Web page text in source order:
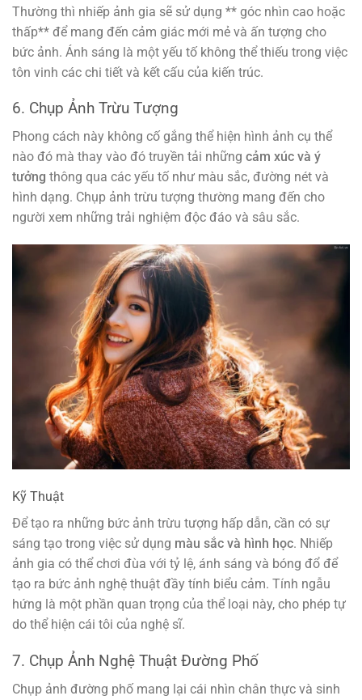
Thường thì nhiếp ảnh gia sẽ sử dụng ** góc nhìn cao hoặc
thấp** để mang đến cảm giác mới mẻ và ấn tượng cho
bức ảnh. Ánh sáng là một yếu tố không thể thiếu trong việc
tôn vinh các chi tiết và kết cấu của kiến trúc.
6. Chụp Ảnh Trừu Tượng
Phong cách này không cố gắng thể hiện hình ảnh cụ thể
nào đó mà thay vào đó truyền tải những cảm xúc và ý
tưởng thông qua các yếu tố như màu sắc, đường nét và
hình dạng. Chụp ảnh trừu tượng thường mang đến cho
người xem những trải nghiệm độc đáo và sâu sắc.
Kỹ Thuật
Để tạo ra những bức ảnh trừu tượng hấp dẫn, cần có sự
sáng tạo trong việc sử dụng màu sắc và hình học. Nhiếp
ảnh gia có thể chơi đùa với tỷ lệ, ánh sáng và bóng đổ để
tạo ra bức ảnh nghệ thuật đầy tính biểu cảm. Tính ngẫu
hứng là một phần quan trọng của thể loại này, cho phép tự
do thể hiện cái tôi của nghệ sĩ.
7. Chụp Ảnh Nghệ Thuật Đường Phố
Chụp ảnh đường phố mang lại cái nhìn chân thực và sinh